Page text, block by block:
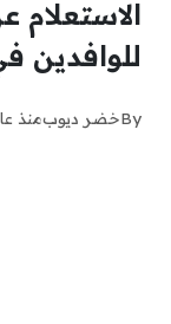
للوافدين
Byخضر ديوبمنذ